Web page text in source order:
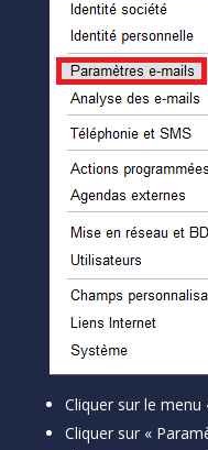
Cliquer sur le
Cliquer sur «